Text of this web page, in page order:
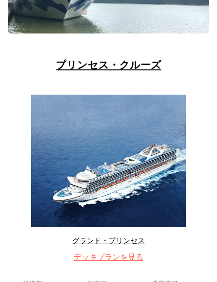
プリンセス・クルーズ
グランド・プリンセス
デッキプランを見る